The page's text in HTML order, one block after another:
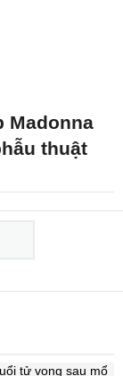
Madonna
thuật